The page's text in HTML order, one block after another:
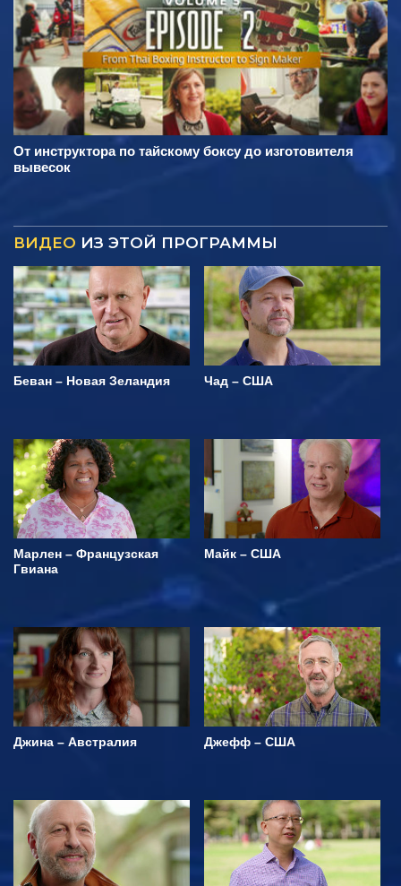
От инструктора по тайскому боксу до изготовителя
вывесок
ВИДЕО ИЗ ЭТОЙ ПРОГРАММЫ
Беван – Новая Зеландия Чад – США
Марлен – Французская
Гвиана
Майк – США
Джина – Австралия Джефф – США